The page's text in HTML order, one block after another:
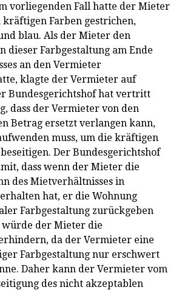
vorliegenden Fall hatte der Mieter
Farben gestrichen,
blau. Als der Mieter den
dieser Farbgestaltung am Ende
an den Vermieter
klagte der Vermieter auf
Bundesgerichtshof hat vertritt
dass der Vermieter von den
Betrag ersetzt verlangen kann,
muss, um die kräftigen
Der Bundesgerichtshof
dass wenn der Mieter die
des Mietverhältnisses in
hat, er die Wohnung
Farbgestaltung zurückgeben
würde der Mieter die
da der Vermieter eine
r Farbgestaltung nur erschwert
Daher kann der Vermieter vom
des nicht akzeptablen